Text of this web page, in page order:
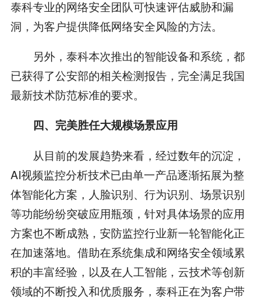
泰科专业的网络安全团队可快速评估威胁和漏
洞，为客户提供降低网络安全风险的方法。
另外，泰科本次推出的智能设备和系统，都
已获得了公安部的相关检测报告，完全满足我国
最新技术防范标准的要求。
四、完美胜任大规模场景应用
从目前的发展趋势来看，经过数年的沉淀，
AI视频监控分析技术已由单一产品逐渐拓展为整
体智能化方案，人脸识别、行为识别、场景识别
等功能纷纷突破应用瓶颈，针对具体场景的应用
方案也不断成熟，安防监控行业新一轮智能化正
在加速落地。借助在系统集成和网络安全领域累
积的丰富经验，以及在人工智能，云技术等创新
领域的不断投入和优质服务，泰科正在为客户带